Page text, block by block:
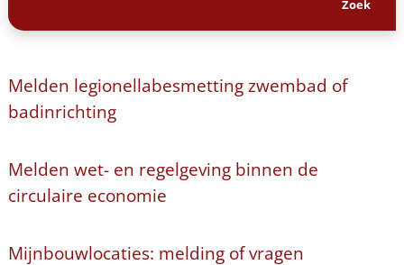
Melden legionellabesmetting zwembad of
badinrichting
Melden wet- en regelgeving binnen de
circulaire economie
Mijnbouwlocaties: melding of vragen